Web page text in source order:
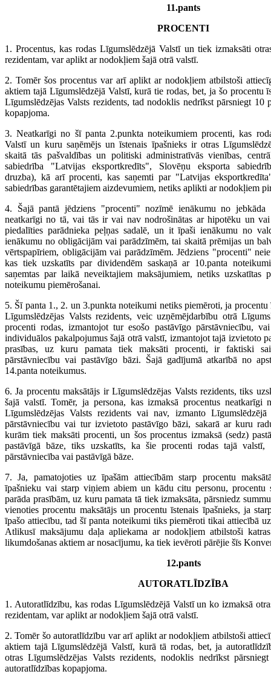
11.pants
PROCENTI
1. Procentus, kas rodas Līgumslēdzējā Valstī un tiek izmaksāti
rezidentam, var aplikt ar nodokļiem šajā otrā valstī.
2. Tomēr šos procentus var arī aplikt ar nodokļiem atbilstoši
aktiem tajā Līgumslēdzējā Valstī, kurā tie rodas, bet, ja šo procentu
Līgumslēdzējas Valsts rezidents, tad nodoklis nedrīkst pārsniegt 10
kopapjoma.
3. Neatkarīgi no šī panta 2.punkta noteikumiem procenti, kas
Valstī un kuru saņēmējs un īstenais īpašnieks ir otras
skaitā tās pašvaldības un politiski administratīvās vienības,
sabiedrība "Latvijas eksportkredīts", Slovēņu eksporta
druzba), kā arī procenti, kas saņemti par "Latvijas
sabiedrības garantētajiem aizdevumiem, netiks aplikti ar nodokļiem
4. Šajā pantā jēdziens "procenti" nozīmē ienākumu no jebkāda
neatkarīgi no tā, vai tās ir vai nav nodrošinātas ar hipotēku un
piedalīties parādnieka peļņas sadalē, un it īpaši ienākumu no
ienākumu no obligācijām vai parādzīmēm, tai skaitā prēmijas un
vērtspapīriem, obligācijām vai parādzīmēm. Jēdziens "procenti"
kas tiek uzskatīts par dividendēm saskaņā ar 10.panta
saņemtas par laikā neveiktajiem maksājumiem, netiks uzskatītas
noteikumu piemērošanai.
5. Šī panta 1., 2. un 3.punkta noteikumi netiks piemēroti, ja procentu
Līgumslēdzējas Valsts rezidents, veic uzņēmējdarbību otrā
procenti rodas, izmantojot tur esošo pastāvīgo pārstāvniecību,
individuālos pakalpojumus šajā otrā valstī, izmantojot tajā izvietoto
prasības, uz kuru pamata tiek maksāti procenti, ir faktiski
pārstāvniecību vai pastāvīgo bāzi. Šajā gadījumā atkarībā no
14.panta noteikumus.
6. Ja procentu maksātājs ir Līgumslēdzējas Valsts rezidents, tiks
šajā valstī. Tomēr, ja persona, kas izmaksā procentus
Līgumslēdzējas Valsts rezidents vai nav, izmanto
pārstāvniecību vai tur izvietoto pastāvīgo bāzi, sakarā ar kuru
kurām tiek maksāti procenti, un šos procentus izmaksā (sedz)
pastāvīgā bāze, tiks uzskatīts, ka šie procenti rodas tajā valstī,
pārstāvniecība vai pastāvīgā bāze.
7. Ja, pamatojoties uz īpašām attiecībām starp procentu
īpašnieku vai starp viņiem abiem un kādu citu personu, procentu
parāda prasībām, uz kuru pamata tā tiek izmaksāta, pārsniedz
vienoties procentu maksātājs un procentu īstenais īpašnieks, ja
īpašo attiecību, tad šī panta noteikumi tiks piemēroti tikai attiecībā
Atlikusī maksājumu daļa apliekama ar nodokļiem atbilstoši
likumdošanas aktiem ar nosacījumu, ka tiek ievēroti pārējie šīs
12.pants
AUTORATLĪDZĪBA
1. Autoratlīdzību, kas rodas Līgumslēdzējā Valstī un ko izmaksā
rezidentam, var aplikt ar nodokļiem šajā otrā valstī.
2. Tomēr šo autoratlīdzību var arī aplikt ar nodokļiem atbilstoši
aktiem tajā Līgumslēdzējā Valstī, kurā tā rodas, bet, ja
otras Līgumslēdzējas Valsts rezidents, nodoklis nedrīkst
autoratlīdzības kopapjoma.